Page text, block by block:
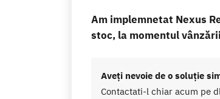
Am implemnetat Nexus
stoc, la momentul
Aveţi nevoie de o soluţie
Contactati-l chiar acum pe